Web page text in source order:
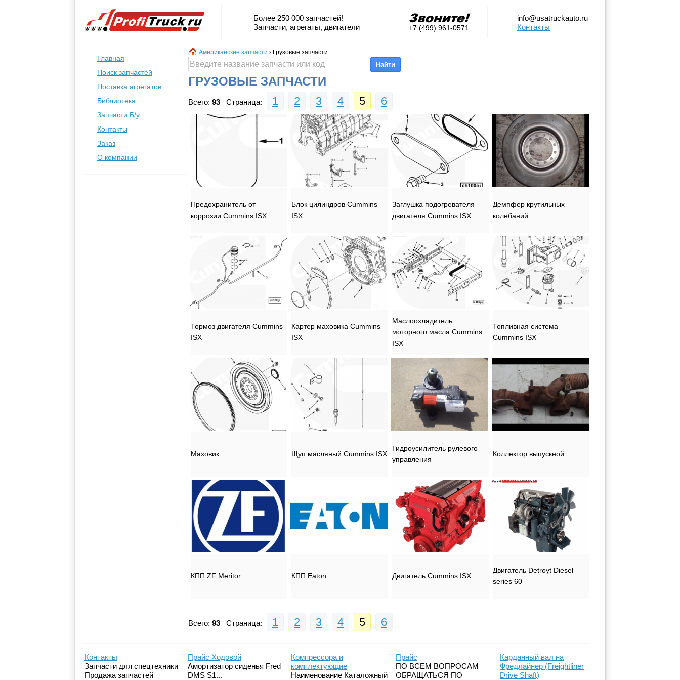
Более 250 000 запчастей!
Запчасти, агрегаты, двигатели
+7 (499) 961-0571
info@usatruckauto.ru
Контакты
Главная
Поиск запчастей
Поставка агрегатов
Библиотека
Запчасти Б/у
Контакты
Заказ
О компании
Американские запчасти › Грузовые запчасти
ГРУЗОВЫЕ ЗАПЧАСТИ
Всего: 93 Страница: 1 2 3 4 5 6
Предохранитель от
коррозии Cummins ISX
Блок цилиндров Cummins
ISX
Заглушка подогревателя
двигателя Cummins ISX
Демпфер крутильных
колебаний
Тормоз двигателя Cummins
ISX
Картер маховика Cummins
ISX
Маслоохладитель
моторного масла Cummins
ISX
Топливная система
Cummins ISX
Маховик Щуп масляный Cummins ISX
Гидроусилитель рулевого
управления
Коллектор выпускной
КПП ZF Meritor КПП Eaton Двигатель Cummins ISX
Двигатель Detroyt Diesel
series 60
Всего: 93 Страница: 1 2 3 4 5 6
Контакты
Запчасти для спецтехники
Продажа запчастей
Прайс Ходовой
Амортизатор сиденья Fred
DMS S1...
Компрессора и
комплектующие
Наименование Каталожный
Прайс
ПО ВСЕМ ВОПРОСАМ
ОБРАЩАТЬСЯ ПО
Карданный вал на
Фредлайнер (Freightliner
Drive Shaft)